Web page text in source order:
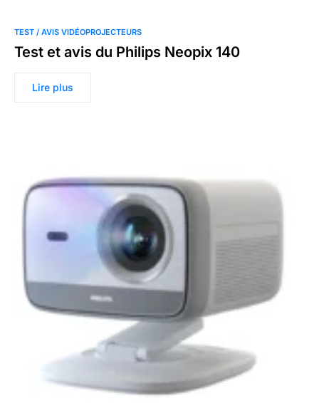
TEST / AVIS VIDÉOPROJECTEURS
Test et avis du Philips Neopix 140
Lire plus